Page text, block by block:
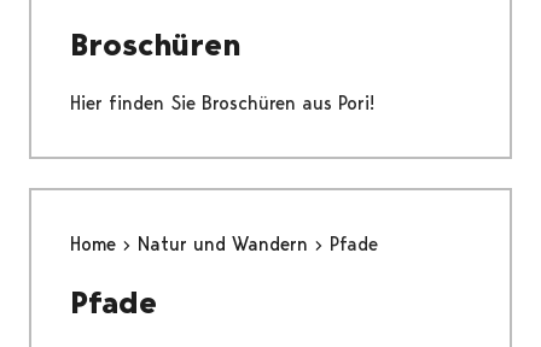
Broschüren
Hier finden Sie Broschüren aus Pori!
Home Natur und Wandern Pfade
Pfade